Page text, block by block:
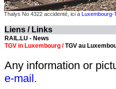
Thalys No 4322 accidenté, ici à Luxembourg-
Liens / Links
RAIL.LU - News
TGV in Luxembourg /TGV au
Any information or
e-mail.